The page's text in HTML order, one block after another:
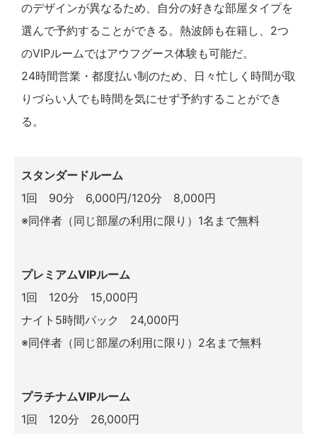
のデザインが異なるため、自分の好きな部屋タイプを
選んで予約することができる。熱波師も在籍し、2つ
のVIPルームではアウフグース体験も可能だ。
24時間営業・都度払い制のため、日々忙しく時間が取
りづらい人でも時間を気にせず予約することができ
る。
スタンダードルーム
1回 90分 6,000円/120分 8,000円
※同伴者（同じ部屋の利用に限り）1名まで無料
プレミアムVIPルーム
1回 120分 15,000円
ナイト5時間パック 24,000円
※同伴者（同じ部屋の利用に限り）2名まで無料
プラチナムVIPルーム
1回 120分 26,000円